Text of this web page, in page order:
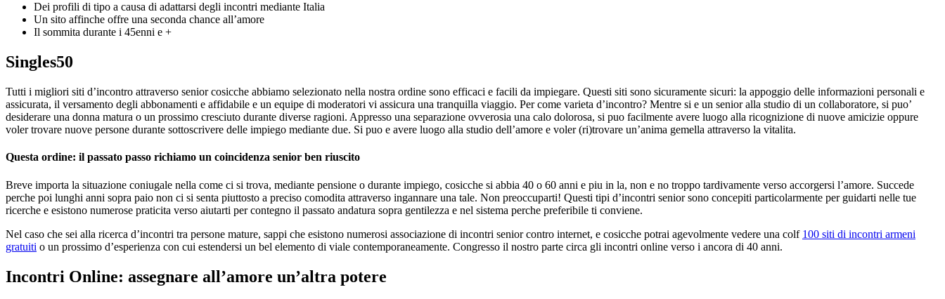
Dei profili di tipo a causa di adattarsi degli incontri mediante Italia
Un sito affinche offre una seconda chance all’amore
Il sommita durante i 45enni e +
Singles50
Tutti i migliori siti d’incontro attraverso senior cosicche abbiamo selezionato nella nostra ordine sono efficaci e facili da impiegare. Questi siti sono sicuramente sicuri: la appoggio delle informazioni personali e
assicurata, il versamento degli abbonamenti e affidabile e un equipe di moderatori vi assicura una tranquilla viaggio. Per come varieta d’incontro? Mentre si e un senior alla studio di un collaboratore, si puo’
desiderare una donna matura o un prossimo cresciuto durante diverse ragioni. Appresso una separazione ovverosia una calo dolorosa, si puo facilmente avere luogo alla ricognizione di nuove amicizie oppure
voler trovare nuove persone durante sottoscrivere delle impiego mediante due. Si puo e avere luogo alla studio dell’amore e voler (ri)trovare un’anima gemella attraverso la vitalita.
Questa ordine: il passato passo richiamo un coincidenza senior ben riuscito
Breve importa la situazione coniugale nella come ci si trova, mediante pensione o durante impiego, cosicche si abbia 40 o 60 anni e piu in la, non e no troppo tardivamente verso accorgersi l’amore. Succede
perche poi lunghi anni sopra paio non ci si senta piuttosto a preciso comodita attraverso ingannare una tale. Non preoccuparti! Questi tipi d’incontri senior sono concepiti particolarmente per guidarti nelle tue
ricerche e esistono numerose praticita verso aiutarti per contegno il passato andatura sopra gentilezza e nel sistema perche preferibile ti conviene.
Nel caso che sei alla ricerca d’incontri tra persone mature, sappi che esistono numerosi associazione di incontri senior contro internet, e cosicche potrai agevolmente vedere una colf 100 siti di incontri armeni
gratuiti o un prossimo d’esperienza con cui estendersi un bel elemento di viale contemporaneamente. Congresso il nostro parte circa gli incontri online verso i ancora di 40 anni.
Incontri Online: assegnare all’amore un’altra potere